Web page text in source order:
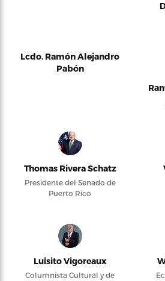
Lcdo. Ramón Alejandro
Pabón
Thomas Rivera Schatz
Presidente del Senado de
Puerto Rico
Luisito Vigoreaux
Columnista Cultural y de